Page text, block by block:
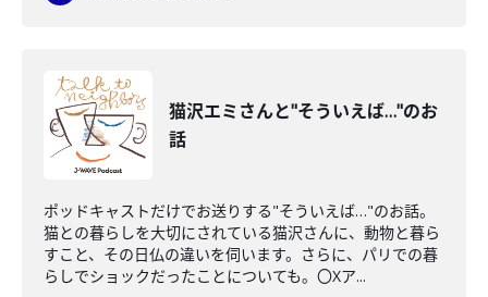
猫沢エミさんと"そういえば…"のお
話
ポッドキャストだけでお送りする"そういえば…"のお話。
猫との暮らしを大切にされている猫沢さんに、動物と暮ら
すこと、その日仏の違いを伺います。さらに、パリでの暮
らしでショックだったことについても。〇Xア...